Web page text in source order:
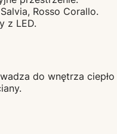
Rosso Corallo.
z LED.
do wnętrza